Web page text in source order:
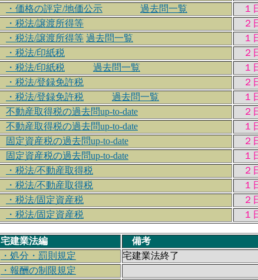
・価格の評定/地価公示 過去問一覧
１
・税法/譲渡所得等
２
・税法/譲渡所得等 過去問一覧
１
・税法/印紙税
２
・税法/印紙税 過去問一覧
１
・税法/登録免許税
２
・税法/登録免許税 過去問一覧
１
不動産取得税の過去問up-to-date
２
不動産取得税の過去問up-to-date
１
固定資産税の過去問up-to-date
２
固定資産税の過去問up-to-date
１
・税法/不動産取得税
２
・税法/不動産取得税
１
・税法/固定資産税
２
・税法/固定資産税 １
宅建業法編
備考
・処分・罰則規定
宅建業法終了
・報酬の制限規定